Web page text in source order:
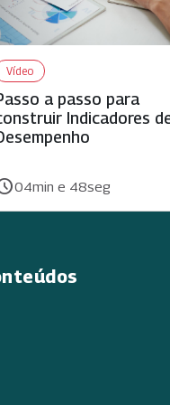
Vídeo
a passo para
Indicadores
04min e 48seg